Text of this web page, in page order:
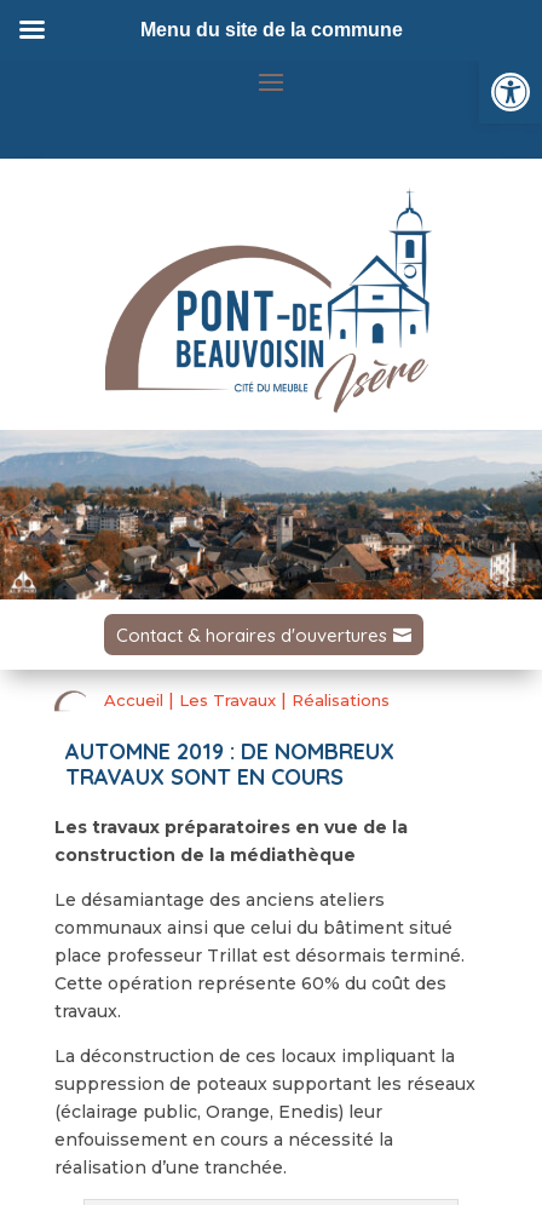
Contact & horaires d'ouvertures
Accueil | Les Travaux| Réalisations
AUTOMNE 2019 : DE NOMBREUX
TRAVAUX SONT EN COURS
Les travaux préparatoires en vue de la
construction de la médiathèque
Le désamiantage des anciens ateliers
communaux ainsi que celui du bâtiment situé
place professeur Trillat est désormais terminé.
Cette opération représente 60% du coût des
travaux.
La déconstruction de ces locaux impliquant la
suppression de poteaux supportant les réseaux
(éclairage public, Orange, Enedis) leur
enfouissement en cours a nécessité la
réalisation d’une tranchée.
Menu du site de la commune